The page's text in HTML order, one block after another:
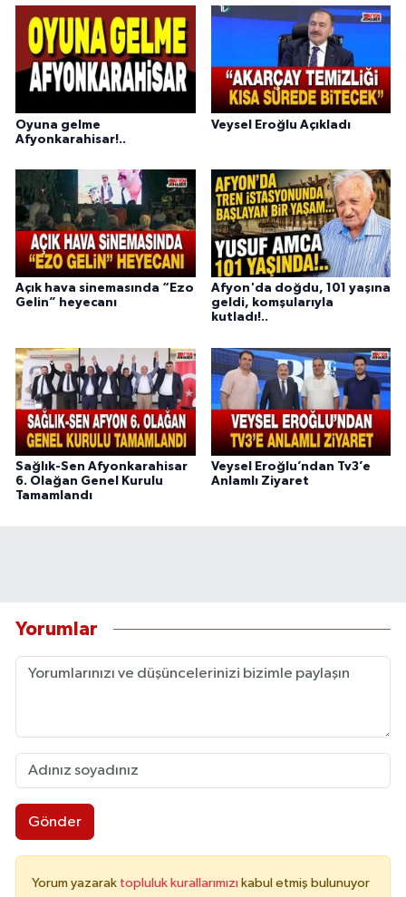
Oyuna gelme
Afyonkarahisar!..
Veysel Eroğlu Açıkladı
Açık hava sinemasında “Ezo
Gelin” heyecanı
Afyon'da doğdu, 101 yaşına
geldi, komşularıyla
kutladı!..
Sağlık-Sen Afyonkarahisar
6. Olağan Genel Kurulu
Tamamlandı
Veysel Eroğlu’ndan Tv3’e
Anlamlı Ziyaret
Yorumlar
Gönder
Yorum yazarak topluluk kurallarımızı kabul etmiş bulunuyor